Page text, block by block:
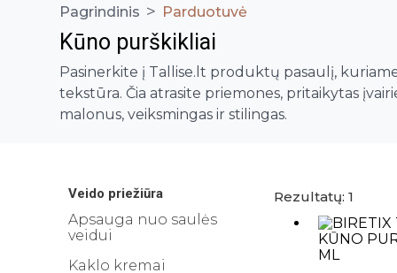
Parduotuvė
Veido priežiūra
Visos priemonės
Veido šveitikliai
Veido tonikai
Veido serumai
Kūno prausikliai, šveitikliai
Kūno kremai ir losjonai
Kūno purškikliai
Makiažo Priemonės
Visos priemonės
Makiažo bazės
Makiažo pagrindai ir maskuokliai
Plaukų priežiūros priemonės
Visos priemonės
Apranga
Pagrindinis > Parduotuvė
Kūno purškikliai
Pasinerkite į Tallise.lt produktų pasaulį,
tekstūra. Čia atrasite priemones, pritaikytas
malonus, veiksmingas ir stilingas.
Veido priežiūra
Apsauga nuo saulės
veidui
Kaklo kremai
Rezultatų: 1